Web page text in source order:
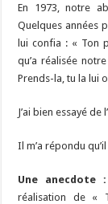
En 1973, notre
Quelques années
lui confia : « Ton
qu’a réalisée
Prends-la, tu la lui
J’ai bien essayé
Il m’a répondu
Une anecdote :
réalisation de «